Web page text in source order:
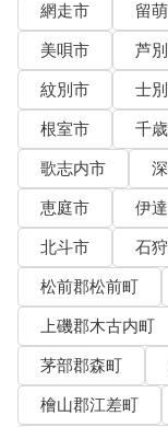
網走市
留
美唄市
芦
紋別市
士
根室市
千
歌志内市
恵庭市
伊
北斗市
石
松前郡松前町
上磯郡木古内町
茅部郡森町
檜山郡江差町